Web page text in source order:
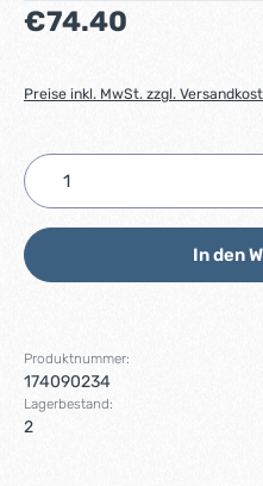
Regulärer Preis:
€74.40
Preise inkl. MwSt. zzgl.
Produkt Anzahl: Gib
In den
Produktnummer:
174090234
Lagerbestand:
2